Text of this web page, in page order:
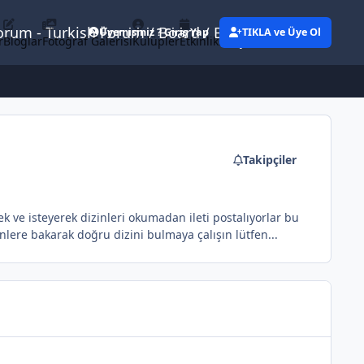
- Turkish Forum / Board / Blog
BloglarFotoğraf GalerisiKulüplerEtkinliklerEylemler
Üyemisiniz ? Giriş Yap TIKLA ve Üye Ol
Takipçiler
ve isteyerek dizinleri okumadan ileti postalıyorlar bu
bakarak doğru dizini bulmaya çalışın lütfen...